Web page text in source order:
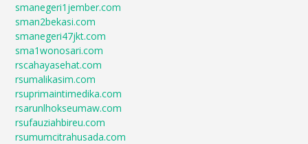
smanegeri1jember.com
sman2bekasi.com
smanegeri47jkt.com
sma1wonosari.com
rscahayasehat.com
rsumalikasim.com
rsuprimaintimedika.com
rsarunlhokseumaw.com
rsufauziahbireu.com
rsumumcitrahusada.com